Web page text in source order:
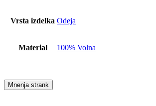
Vrsta izdelka Odeja
Material 100% Volna
Mnenja strank